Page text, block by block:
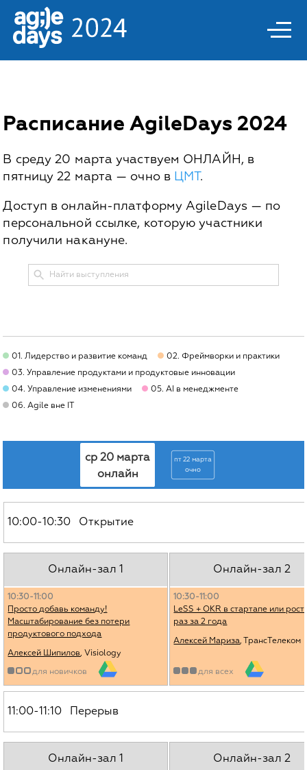
Расписание AgileDays 2024
В среду 20 марта участвуем ОНЛАЙН, в
пятницу 22 марта — очно в ЦМТ.
Доступ в онлайн-платформу AgileDays — по
персональной ссылке, которую участники
получили накануне.
01. Лидерство и развитие команд
02. Фреймворки и практики
03. Управление продуктами и продуктовые инновации
04. Управление изменениями
05. AI в менеджменте
06. Agile вне IT
ср 20 марта
онлайн
пт 22 марта
очно
10:00-10:30 Открытие
Онлайн-зал 1
10:30-11:00
Просто добавь команду!
Масштабирование без потери
продуктового подхода
Алексей Шипилов, Visiology
для новичков
Онлайн-зал 2
10:30-11:00
LeSS + OKR в стартапе или
раз за 2 года
Алексей Мариза, ТрансТелеком
для всех
11:00-11:10 Перерыв
Онлайн-зал 1 Онлайн-зал 2